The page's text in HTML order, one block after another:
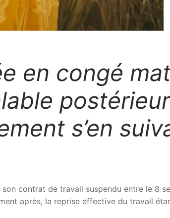
en congé
s’en
contrat de travail suspendu entre le 8
après, la reprise effective du travail